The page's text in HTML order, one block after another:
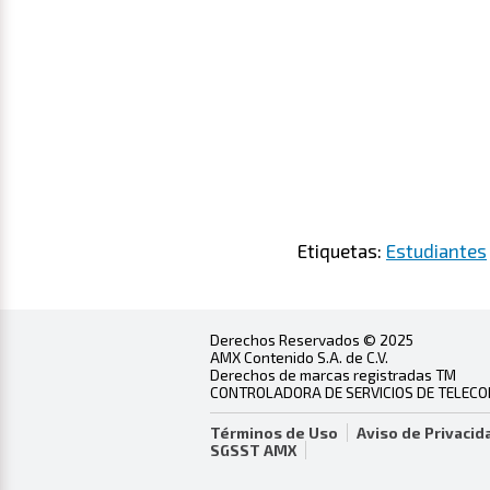
Etiquetas: Estudiantes
Derechos Reservados © 2025
AMX Contenido S.A. de C.V.
Derechos de marcas registradas TM
CONTROLADORA DE SERVICIOS DE
Términos de Uso
Aviso de
SGSST AMX